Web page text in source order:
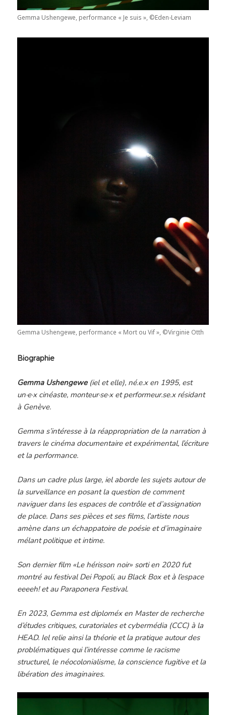
Gemma Ushengewe, performance « Je suis », ©Eden-Leviam
Gemma Ushengewe, performance « Mort ou Vif », ©Virginie Otth
Biographie
Gemma Ushengewe(iel et elle), né.e.x en 1995, est
un·e·x cinéaste, monteur·se·x et performeur.se.x résidant
à Genève.
Gemma s’intéresse à la réappropriation de la narration à
travers le cinéma documentaire et expérimental, l’écriture
et la performance.
Dans un cadre plus large, iel aborde les sujets autour de
la surveillance en posant la question de comment
naviguer dans les espaces de contrôle et d’assignation
de place. Dans ses pièces et ses films, l’artiste nous
amène dans un échappatoire de poésie et d’imaginaire
mélant politique et intime.
Son dernier film «Le hérisson noir» sorti en 2020 fut
montré au festival Dei Popoli, au Black Box et à l’espace
eeeeh! et au Paraponera Festival.
En 2023, Gemma est diploméx en Master de recherche
d’études critiques, curatoriales et cybermédia (CCC) à la
HEAD. Iel relie ainsi la théorie et la pratique autour des
problématiques qui l’intéresse comme le racisme
structurel, le néocolonialisme, la conscience fugitive et la
libération des imaginaires.